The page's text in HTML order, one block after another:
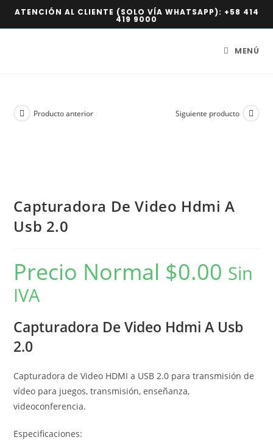
ATENCIÓN AL CLIENTE (SOLO VÍA WHATSAPP): +58 414
419 9000
MENÚ
Producto anterior Siguiente producto
Capturadora De Video Hdmi A
Usb 2.0
Precio Normal $0.00 Sin
IVA
Capturadora De Video Hdmi A Usb
2.0
Capturadora de Video HDMI a USB 2.0 para transmisión de
vídeo para juegos, transmisión, enseñanza,
videoconferencia.
Especificaciones: